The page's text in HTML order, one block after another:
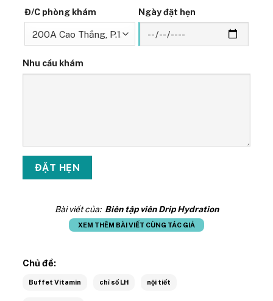
Đ/C phòng khám Ngày đặt hẹn
Nhu cầu khám
Bài viết của: Biên tập viên Drip Hydration
XEM THÊM BÀI VIẾT CÙNG TÁC GIẢ
Chủ đề:
Buffet Vitamin chỉ số LH nội tiết